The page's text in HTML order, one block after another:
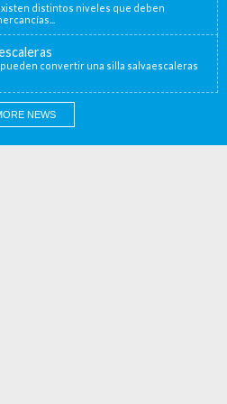
distintos niveles que deben
convertir una silla salvaescaleras
NEWS